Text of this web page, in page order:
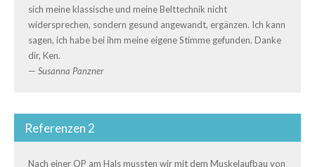
sich meine klassische und meine Belttechnik nicht
widersprechen, sondern gesund angewandt, ergänzen. Ich kann
sagen, ich habe bei ihm meine eigene Stimme gefunden. Danke
dir, Ken.
— Susanna Panzner
Referenzen 2
Nach einer OP am Hals mussten wir mit dem Muskelaufbau von